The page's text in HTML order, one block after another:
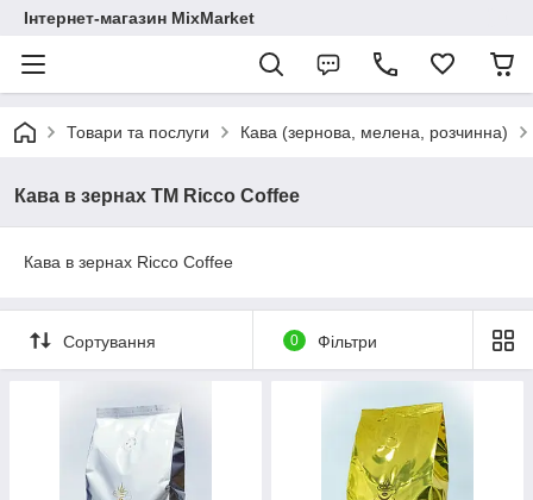
Інтернет-магазин MixMarket
Товари та послуги Кава (зернова, мелена, розчинна)
Кава в зернах ТМ Ricco Coffee
Кава в зернах Ricco Coffee
Сортування 0 Фільтри